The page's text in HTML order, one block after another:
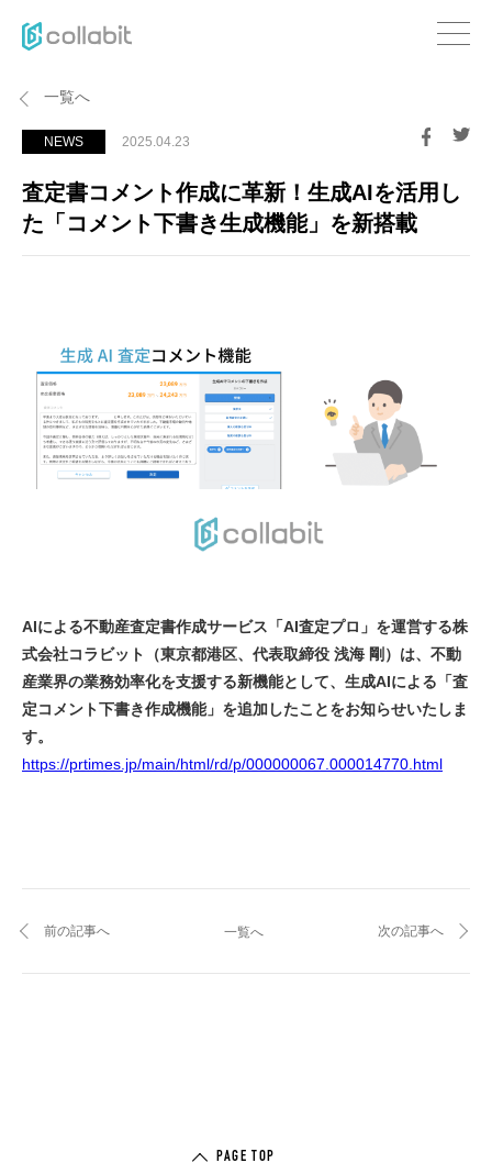
一覧へ
NEWS 2025.04.23
査定書コメント作成に革新！生成AIを活用し
た「コメント下書き生成機能」を新搭載
AIによる不動産査定書作成サービス「AI査定プロ」を運営する株
式会社コラビット（東京都港区、代表取締役 浅海 剛）は、不動
産業界の業務効率化を支援する新機能として、生成AIによる「査
定コメント下書き作成機能」を追加したことをお知らせいたしま
す。
https://prtimes.jp/main/html/rd/p/000000067.000014770.html
前の記事へ 一覧へ 次の記事へ
PAGE TOP